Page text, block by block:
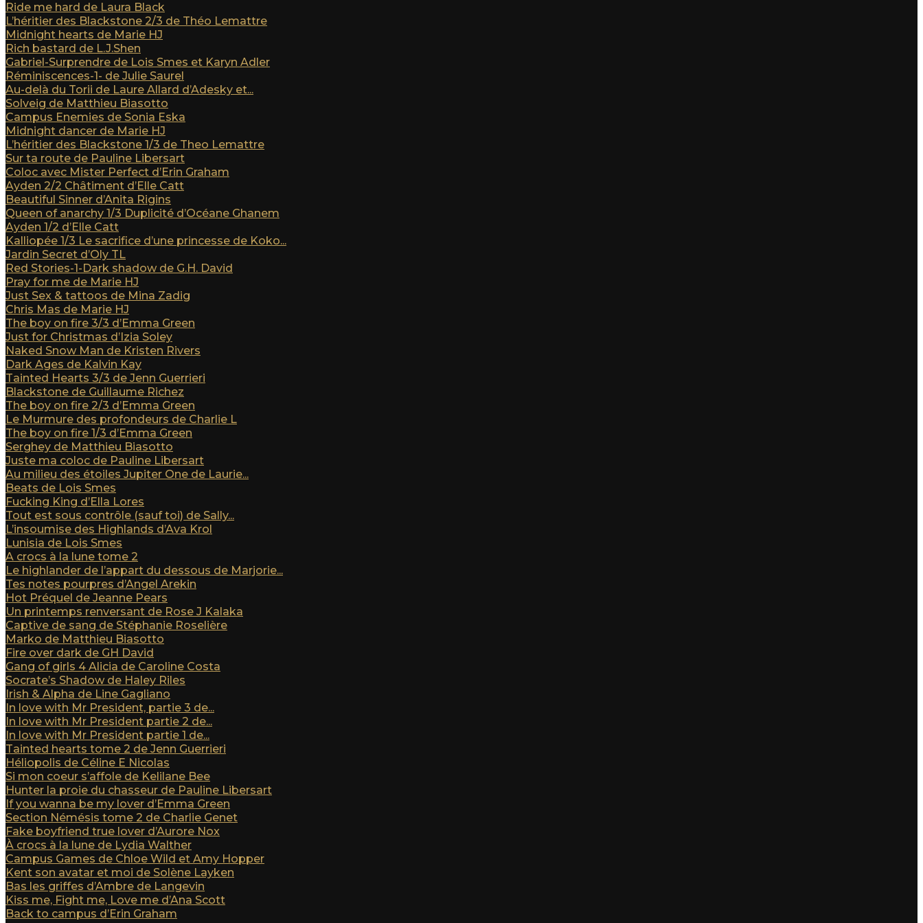
Ride me hard de Laura Black
L’héritier des Blackstone 2/3 de Théo Lemattre
Midnight hearts de Marie HJ
Rich bastard de L.J.Shen
Gabriel-Surprendre de Lois Smes et Karyn Adler
Réminiscences-1- de Julie Saurel
Au-delà du Torii de Laure Allard d’Adesky et...
Solveig de Matthieu Biasotto
Campus Enemies de Sonia Eska
Midnight dancer de Marie HJ
L’héritier des Blackstone 1/3 de Theo Lemattre
Sur ta route de Pauline Libersart
Coloc avec Mister Perfect d’Erin Graham
Ayden 2/2 Châtiment d’Elle Catt
Beautiful Sinner d’Anita Rigins
Queen of anarchy 1/3 Duplicité d’Océane Ghanem
Ayden 1/2 d’Elle Catt
Kalliopée 1/3 Le sacrifice d’une princesse de Koko...
Jardin Secret d’Oly TL
Red Stories-1-Dark shadow de G.H. David
Pray for me de Marie HJ
Just Sex & tattoos de Mina Zadig
Chris Mas de Marie HJ
The boy on fire 3/3 d’Emma Green
Just for Christmas d’Izia Soley
Naked Snow Man de Kristen Rivers
Dark Ages de Kalvin Kay
Tainted Hearts 3/3 de Jenn Guerrieri
Blackstone de Guillaume Richez
The boy on fire 2/3 d’Emma Green
Le Murmure des profondeurs de Charlie L
The boy on fire 1/3 d’Emma Green
Serghey de Matthieu Biasotto
Juste ma coloc de Pauline Libersart
Au milieu des étoiles Jupiter One de Laurie...
Beats de Lois Smes
Fucking King d’Ella Lores
Tout est sous contrôle (sauf toi) de Sally...
L’insoumise des Highlands d’Ava Krol
Lunisia de Lois Smes
A crocs à la lune tome 2
Le highlander de l’appart du dessous de Marjorie...
Tes notes pourpres d’Angel Arekin
Hot Préquel de Jeanne Pears
Un printemps renversant de Rose J Kalaka
Captive de sang de Stéphanie Roselière
Marko de Matthieu Biasotto
Fire over dark de GH David
Gang of girls 4 Alicia de Caroline Costa
Socrate’s Shadow de Haley Riles
Irish & Alpha de Line Gagliano
In love with Mr President, partie 3 de...
In love with Mr President partie 2 de...
In love with Mr President partie 1 de...
Tainted hearts tome 2 de Jenn Guerrieri
Héliopolis de Céline E Nicolas
Si mon coeur s’affole de Kelilane Bee
Hunter la proie du chasseur de Pauline Libersart
If you wanna be my lover d’Emma Green
Section Némésis tome 2 de Charlie Genet
Fake boyfriend true lover d’Aurore Nox
À crocs à la lune de Lydia Walther
Campus Games de Chloe Wild et Amy Hopper
Kent son avatar et moi de Solène Layken
Bas les griffes d’Ambre de Langevin
Kiss me, Fight me, Love me d’Ana Scott
Back to campus d’Erin Graham